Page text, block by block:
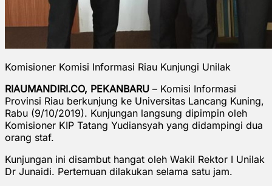
Komisioner Komisi Informasi Riau Kunjungi Unilak
RIAUMANDIRI.CO, PEKANBARU – Komisi Informasi
Provinsi Riau berkunjung ke Universitas Lancang Kuning,
Rabu (9/10/2019). Kunjungan langsung dipimpin oleh
Komisioner KIP Tatang Yudiansyah yang didampingi dua
orang staf.
Kunjungan ini disambut hangat oleh Wakil Rektor I Unilak
Dr Junaidi. Pertemuan dilakukan selama satu jam.